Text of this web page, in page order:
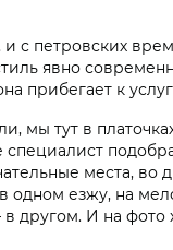
с петровских
явно
прибегает к
мы тут в
специалист
места, во
одном езжу, на
другом. И на фото